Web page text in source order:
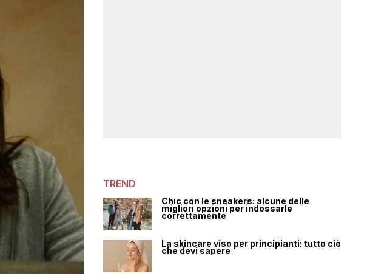
TREND
Chic con le sneakers: alcune delle
migliori opzioni per indossarle
correttamente
La skincare viso per principianti: tutto ciò
che devi sapere